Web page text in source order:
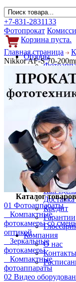
+7-831-2831133
Фотопрокат
Корзина пуста.
Обзоры
Фильтры
Новости
Фото и
Гаджеты
Слухи
Новости
Услуги
Прокат
Выкуп и
Покупателям
Акции
Как
Кредит
Гарантии
Компания
О нас
Контакты
Главная страница
Nikkor AF-S 70-
Каталог товаров
01 Фотоаппараты
Компактные
фотокамеры со
оптикой
Зеркальные
фотокамеры
Компактные
фотоаппараты
02 Видео